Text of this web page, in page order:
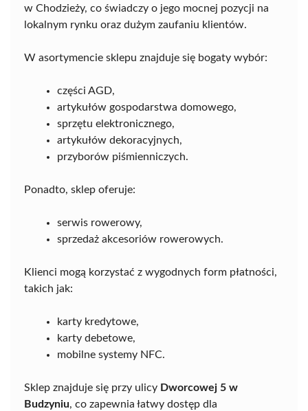
w Chodzieży, co świadczy o jego mocnej pozycji na
lokalnym rynku oraz dużym zaufaniu klientów.
W asortymencie sklepu znajduje się bogaty wybór:
części AGD,
artykułów gospodarstwa domowego,
sprzętu elektronicznego,
artykułów dekoracyjnych,
przyborów piśmienniczych.
Ponadto, sklep oferuje:
serwis rowerowy,
sprzedaż akcesoriów rowerowych.
Klienci mogą korzystać z wygodnych form płatności,
takich jak:
karty kredytowe,
karty debetowe,
mobilne systemy NFC.
Sklep znajduje się przy ulicy Dworcowej 5 w
Budzyniu, co zapewnia łatwy dostęp dla